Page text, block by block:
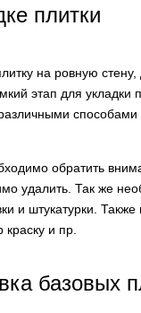
плитки
на ровную стену,
этап для укладки
обратить
удалить. Так же
и штукатурки.
и пр.
базовых